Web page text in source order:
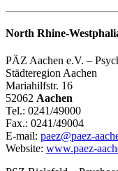
North Rhine-
PÄZ Aachen e.V. –
Städteregion Aachen
Mariahilfstr. 16
52062 Aachen
Tel.: 0241/49000
Fax.: 0241/49004
E-mail: paez@paez-
Website: www.paez-